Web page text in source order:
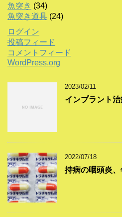
魚突き (34)
魚突き道具 (24)
ログイン
投稿フィード
コメントフィード
WordPress.org
2023/02/11
インプラント
2022/07/18
持病の咽頭炎